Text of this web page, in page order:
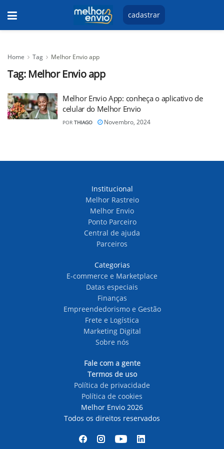
cadastrar
Home Tag Melhor Envio app
Tag: Melhor Envio app
Melhor Envio App: conheça o aplicativo de
celular do Melhor Envio
POR THIAGO Novembro, 2024
Institucional
Melhor Rastreio
Melhor Envio
Ponto Parceiro
Central de ajuda
Parceiros
Categorias
E-commerce e Marketplace
Datas especiais
Finanças
Empreendedorismo e Gestão
Frete e Logística
Marketing Digital
Sobre nós
Fale com a gente
Termos de uso
Política de privacidade
Política de cookies
Melhor Envio 2026
Todos os direitos reservados